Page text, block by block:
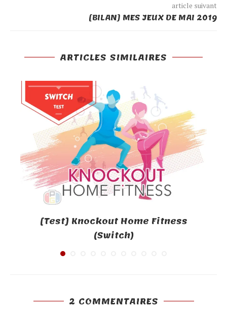
article suivant
[BILAN] MES JEUX DE MAI 2019
ARTICLES SIMILAIRES
[Test] Knockout Home Fitness
(Switch)
2 COMMENTAIRES